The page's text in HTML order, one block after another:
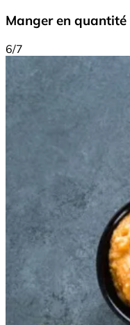
Manger en
6/7